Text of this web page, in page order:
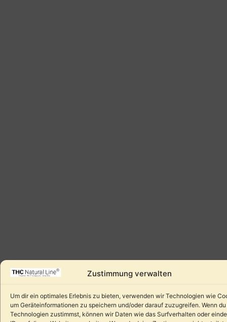
Zustimmung verwalten
Um dir ein optimales Erlebnis zu bieten, verwenden wir Technologien wie
um Geräteinformationen zu speichern und/oder darauf zuzugreifen. Wenn
Technologien zustimmst, können wir Daten wie das Surfverhalten oder